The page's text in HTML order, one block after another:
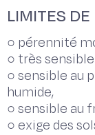
LIMITES DE
○ pérennité
○ très
○ sensible au
humide,
○ sensible au
○ exige des